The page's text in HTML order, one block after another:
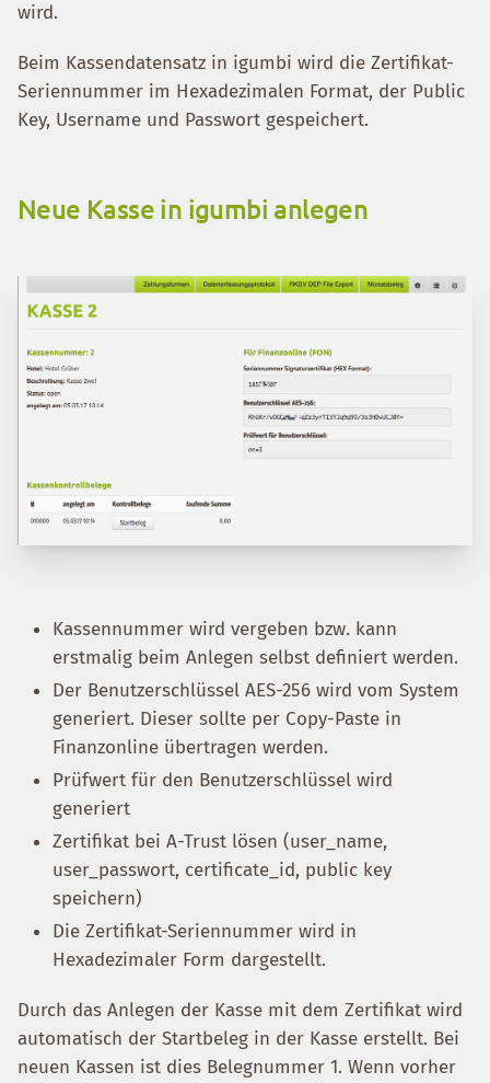
wird.
Beim Kassendatensatz in igumbi wird die Zertifikat-
Seriennummer im Hexadezimalen Format, der Public
Key, Username und Passwort gespeichert.
Neue Kasse in igumbi anlegen
Kassennummer wird vergeben bzw. kann
erstmalig beim Anlegen selbst definiert werden.
Der Benutzerschlüssel AES-256 wird vom System
generiert. Dieser sollte per Copy-Paste in
Finanzonline übertragen werden.
Prüfwert für den Benutzerschlüssel wird
generiert
Zertifikat bei A-Trust lösen (user_name,
user_passwort, certificate_id, public key
speichern)
Die Zertifikat-Seriennummer wird in
Hexadezimaler Form dargestellt.
Durch das Anlegen der Kasse mit dem Zertifikat wird
automatisch der Startbeleg in der Kasse erstellt. Bei
neuen Kassen ist dies Belegnummer 1. Wenn vorher